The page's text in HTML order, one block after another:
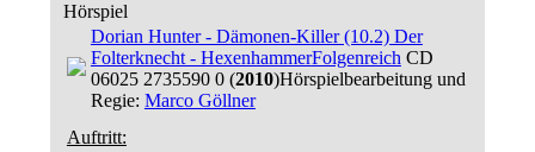
Hörspiel
Dorian Hunter - Dämonen-Killer (10.2) Der
Folterknecht - HexenhammerFolgenreich CD
06025 2735590 0 (2010)Hörspielbearbeitung und
Regie: Marco Göllner
Auftritt: